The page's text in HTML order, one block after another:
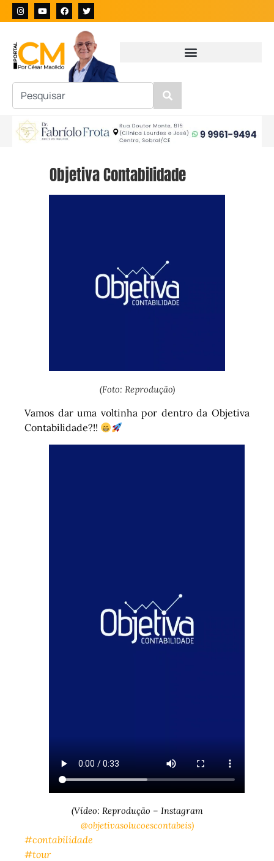
Objetiva Contabilidade
(Foto: Reprodução)
Vamos dar uma voltinha por dentro da Objetiva
Contabilidade?!!
(Vídeo: Reprodução – Instagram
@objetivasolucoescontabeis)
#contabilidade
#tour